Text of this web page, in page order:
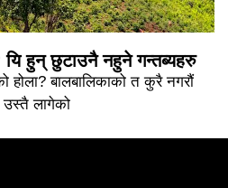
यि हुन् छुटाउनै नहुने गन्तब्यहरु
बालबालिकाको त कुरै नगरौं
उस्तै लागेको